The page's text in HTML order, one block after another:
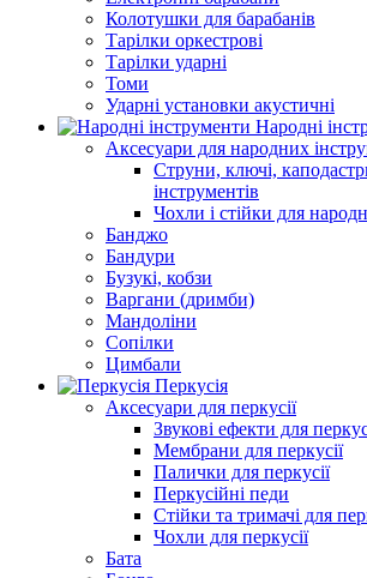
Колотушки для барабанів
Тарілки оркестрові
Тарілки ударні
Томи
Ударні установки акустичні
Народні
Аксесуари для народних
Струни, ключі,
інструментів
Чохли і стійки для
Банджо
Бандури
Бузукі, кобзи
Варгани (дримби)
Мандоліни
Сопілки
Цимбали
Перкусія
Аксесуари для перкусії
Звукові ефекти для
Мембрани для перкусії
Палички для перкусії
Перкусійні педи
Стійки та тримачі для
Чохли для перкусії
Бата